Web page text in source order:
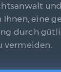
Ihnen, eine
durch
vermeiden.